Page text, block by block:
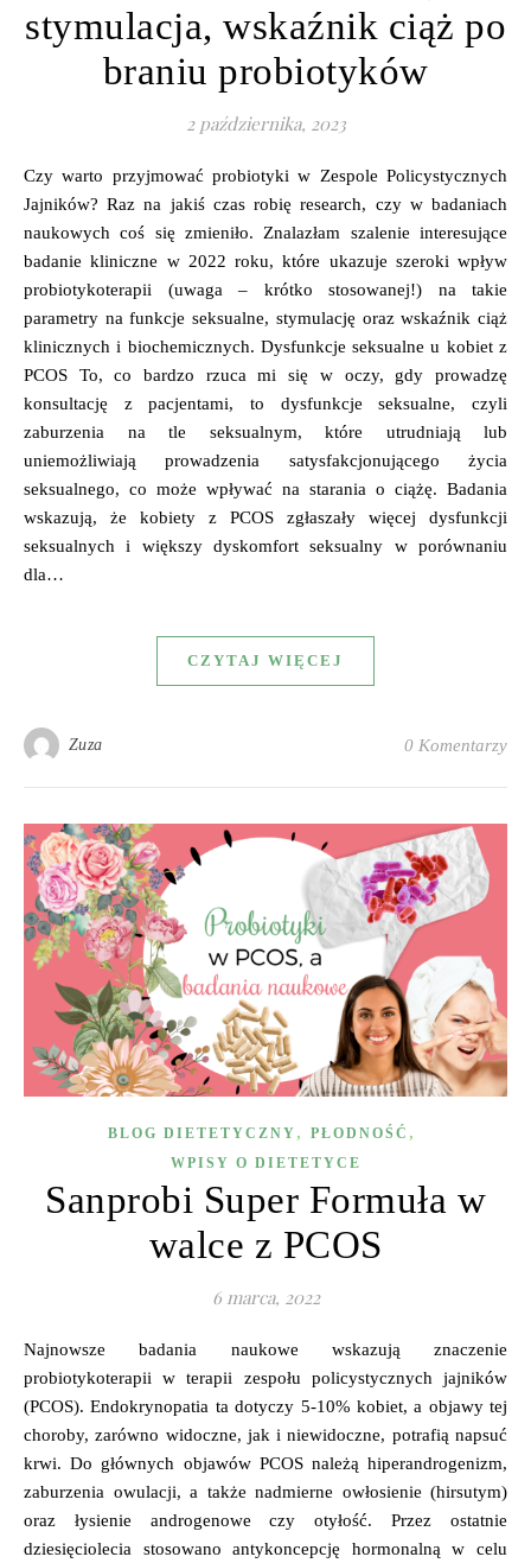
stymulacja, wskaźnik ciąż po
braniu probiotyków
2 października, 2023
Czy warto przyjmować probiotyki w Zespole Policystycznych
Jajników? Raz na jakiś czas robię research, czy w badaniach
naukowych coś się zmieniło. Znalazłam szalenie interesujące
badanie kliniczne w 2022 roku, które ukazuje szeroki wpływ
probiotykoterapii (uwaga – krótko stosowanej!) na takie
parametry na funkcje seksualne, stymulację oraz wskaźnik ciąż
klinicznych i biochemicznych. Dysfunkcje seksualne u kobiet z
PCOS To, co bardzo rzuca mi się w oczy, gdy prowadzę
konsultację z pacjentami, to dysfunkcje seksualne, czyli
zaburzenia na tle seksualnym, które utrudniają lub
uniemożliwiają prowadzenia satysfakcjonującego życia
seksualnego, co może wpływać na starania o ciążę. Badania
wskazują, że kobiety z PCOS zgłaszały więcej dysfunkcji
seksualnych i większy dyskomfort seksualny w porównaniu
dla…
CZYTAJ WIĘCEJ
Zuza 0 Komentarzy
BLOG DIETETYCZNY , PŁODNOŚĆ ,
WPISY O DIETETYCE
Sanprobi Super Formuła w
walce z PCOS
6 marca, 2022
Najnowsze badania naukowe wskazują znaczenie
probiotykoterapii w terapii zespołu policystycznych jajników
(PCOS). Endokrynopatia ta dotyczy 5-10% kobiet, a objawy tej
choroby, zarówno widoczne, jak i niewidoczne, potrafią napsuć
krwi. Do głównych objawów PCOS należą hiperandrogenizm,
zaburzenia owulacji, a także nadmierne owłosienie (hirsutym)
oraz łysienie androgenowe czy otyłość. Przez ostatnie
dziesięciolecia stosowano antykoncepcję hormonalną w celu